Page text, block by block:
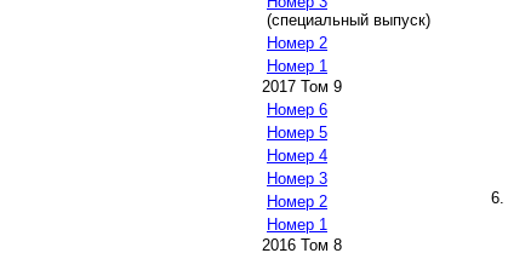
(специальный выпуск)
Номер 2
Номер 1
2017 Том 9
Номер 6
Номер 5
Номер 4
Номер 3
Номер 2
Номер 1
2016 Том 8